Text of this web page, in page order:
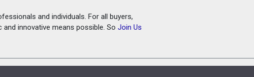
and individuals. For all buyers,
innovative means possible. SoJoin Us